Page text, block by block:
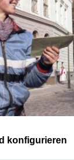
konfigurieren